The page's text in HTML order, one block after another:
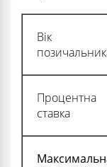
Вік
Процентна
ставка